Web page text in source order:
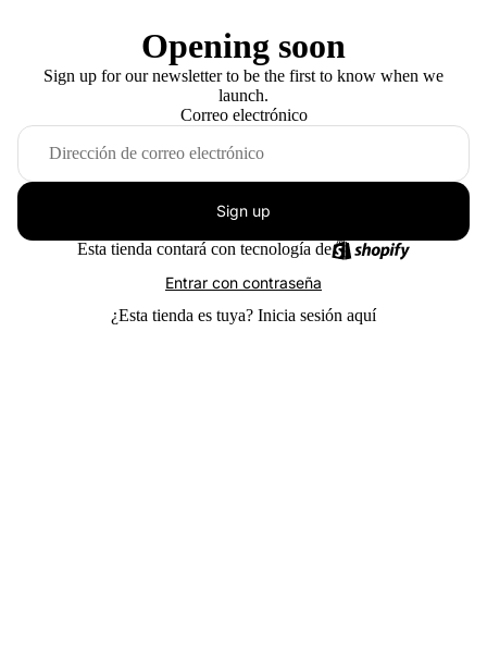
Opening soon
Sign up for our newsletter to be the first to know when we
launch.
Correo electrónico
Sign up
Esta tienda contará con tecnología de
Entrar con contraseña
¿Esta tienda es tuya? Inicia sesión aquí